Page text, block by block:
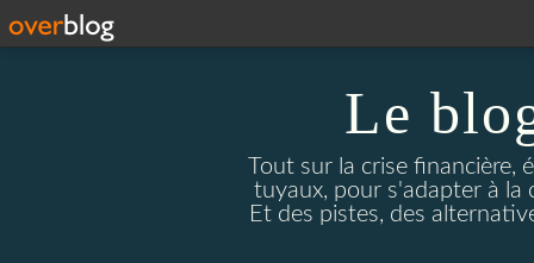
Le
Tout sur la crise
tuyaux, pour s'adapter à la
Et des pistes, des